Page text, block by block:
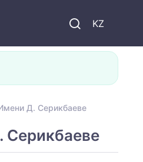
KZ
Д. Серикбаеве
Серикбаеве